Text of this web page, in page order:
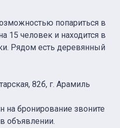
попариться в
15 человек и находится в
Рядом есть деревянный
82б, г. Арамиль
бронирование звоните
объявлении.